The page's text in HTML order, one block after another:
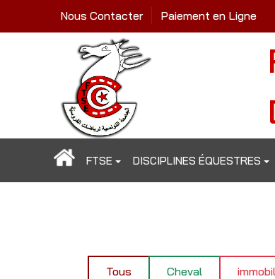
Nous Contacter Paiement en Ligne
FTSE DISCIPLINES ÉQUESTRES
Tous Cheval